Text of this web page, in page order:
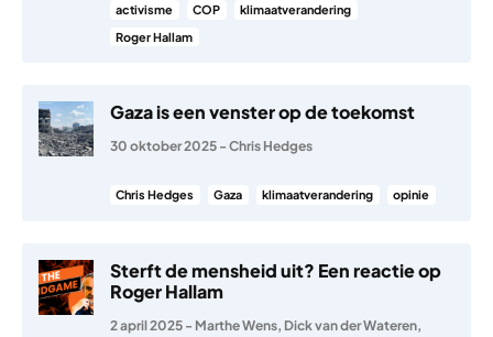
activisme COP
klimaatverandering
Roger Hallam
Gaza is een venster op de toekomst
30 oktober 2025 - Chris Hedges
Chris Hedges Gaza klimaatverandering opinie
Sterft de mensheid uit? Een reactie op
Roger Hallam
2 april 2025 - Marthe Wens, Dick van der Wateren,